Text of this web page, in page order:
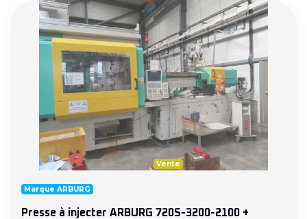
Vente
Marque ARBURG
Presse à injecter ARBURG 720S-3200-2100 +